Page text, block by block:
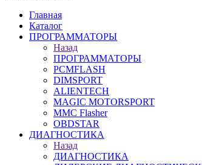
Главная
Каталог
ПРОГРАММАТОРЫ
Назад
ПРОГРАММАТОРЫ
PCMFLASH
DIMSPORT
ALIENTECH
MAGIC MOTORSPORT
MMC Flasher
OBDSTAR
ДИАГНОСТИКА
Назад
ДИАГНОСТИКА